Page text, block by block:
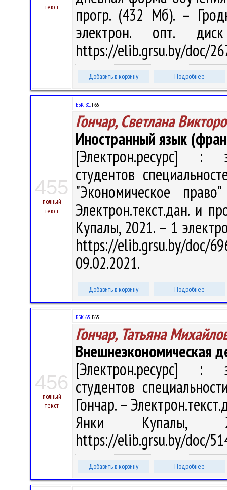
текст
прогр. (432 Мб). –
электрон. опт.
https://elib.grsu.by/doc/
Добавить в корзину Подробнее
455
полный
текст
ББК 81.Г65
Гончар, Светлана
Иностранный язык
[Электрон.ресурс] :
студентов
"Экономическое
Электрон.текст.дан. и
Купалы, 2021. – 1
https://elib.grsu.by/
09.02.2021.
Добавить в корзину Подробнее
456
полный
текст
ББК 65.Г65
Гончар, Татьяна
Внешнеэкономическая
[Электрон.ресурс] :
студентов
Гончар. –
Янки Купалы,
https://elib.grsu.by/doc/
Добавить в корзину Подробнее